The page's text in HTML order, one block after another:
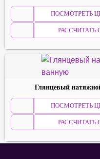
ПОСМОТРЕТЬ
Глянцевый
ПОСМОТРЕТЬ